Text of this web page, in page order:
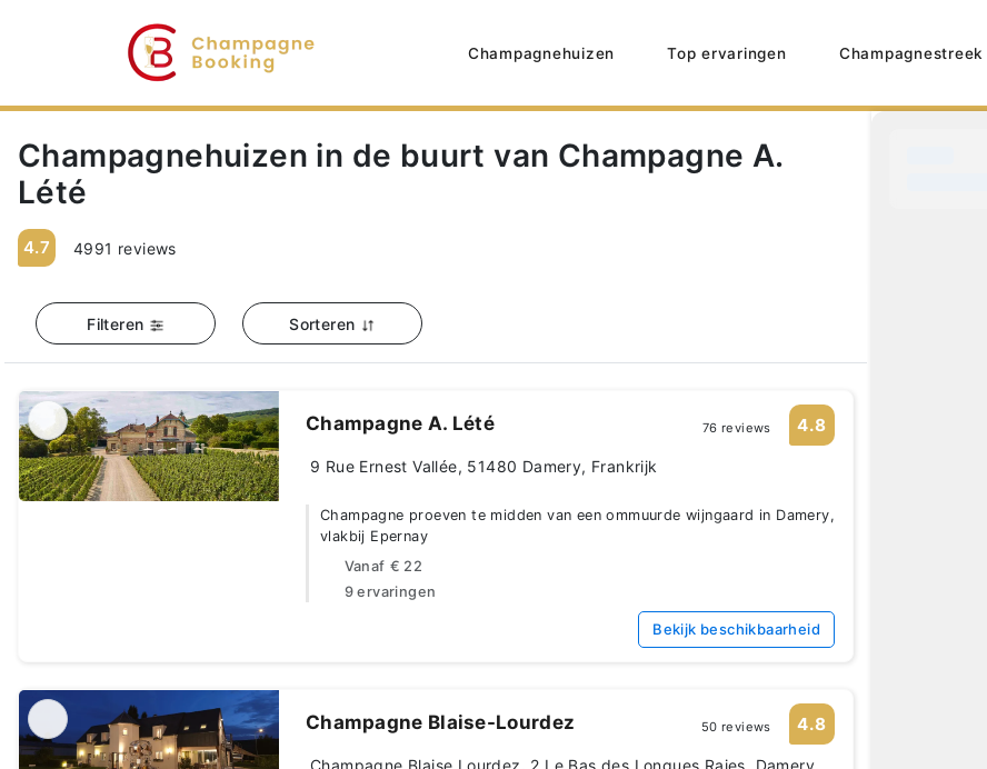
Champagnehuizen Top ervaringen Champagnestreek
Champagnehuizen in de buurt van Champagne A.
Lété
4.7 4991 reviews
Filteren Sorteren
Champagne A. Lété 76 reviews 4.8
9 Rue Ernest Vallée, 51480 Damery, Frankrijk
Champagne proeven te midden van een ommuurde wijngaard in Damery,
vlakbij Epernay
Vanaf € 22
9 ervaringen
Bekijk beschikbaarheid
Champagne Blaise-Lourdez 50 reviews 4.8
Champagne Blaise Lourdez, 2 Le Bas des Longues Raies, Damery,